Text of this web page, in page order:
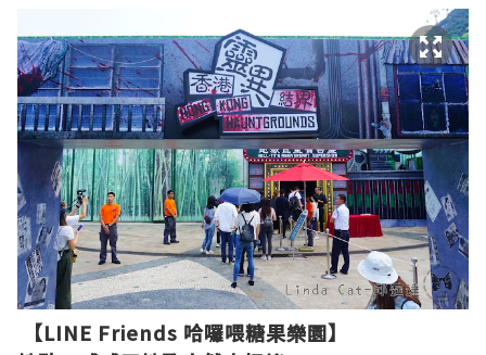
【LINE Friends 哈囉喂糖果樂園】